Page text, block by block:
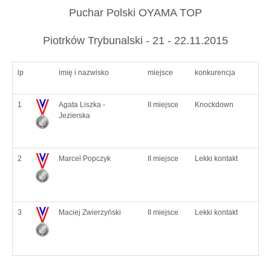
Puchar Polski OYAMA TOP
Piotrków Trybunalski - 21 - 22.11.2015
lp imię i nazwisko miejsce konkurencja
1
Agata Liszka -
Jezierska
II miejsce Knockdown
2 Marcel Popczyk II miejsce Lekki kontakt
3 Maciej Zwierzyński II miejsce Lekki kontakt